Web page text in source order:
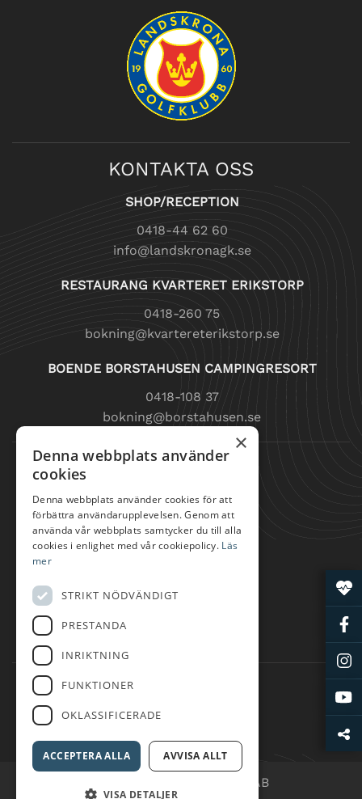
KONTAKTA OSS
SHOP/RECEPTION
0418-44 62 60
info@landskronagk.se
RESTAURANG KVARTERET ERIKSTORP
0418-260 75
bokning@kvartereterikstorp.se
BOENDE BORSTAHUSEN CAMPINGRESORT
0418-108 37
bokning@borstahusen.se
SNABBLÄNKAR
SPELA GOLF
TRÄNA GOLF
ÄTA
SHOP
© Landskrona Golfklubb AB
×
Denna webbplats använder
cookies
Denna webbplats använder cookies för att
förbättra användarupplevelsen. Genom att
använda vår webbplats samtycker du till alla
cookies i enlighet med vår cookiepolicy. Läs
mer
STRIKT NÖDVÄNDIGT
PRESTANDA
INRIKTNING
FUNKTIONER
OKLASSIFICERADE
ACCEPTERA ALLA AVVISA ALLT
VISA DETALJER